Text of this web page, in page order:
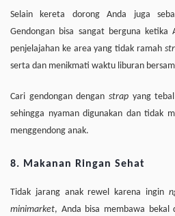
Selain kereta dorong Anda juga
Gendongan bisa sangat berguna ketika
penjelajahan ke area yang tidak ramah
serta dan menikmati waktu liburan
Cari gendongan dengan strap yang
sehingga nyaman digunakan dan tidak
menggendong anak.
8. Makanan Ringan Sehat
Tidak jarang anak rewel karena ingin
minimarket, Anda bisa membawa